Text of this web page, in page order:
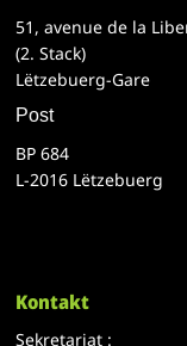
51, avenue de la
(2. Stack)
Lëtzebuerg-Gare
Post
BP 684
L-2016 Lëtzebuerg
Kontakt
Sekretariat :